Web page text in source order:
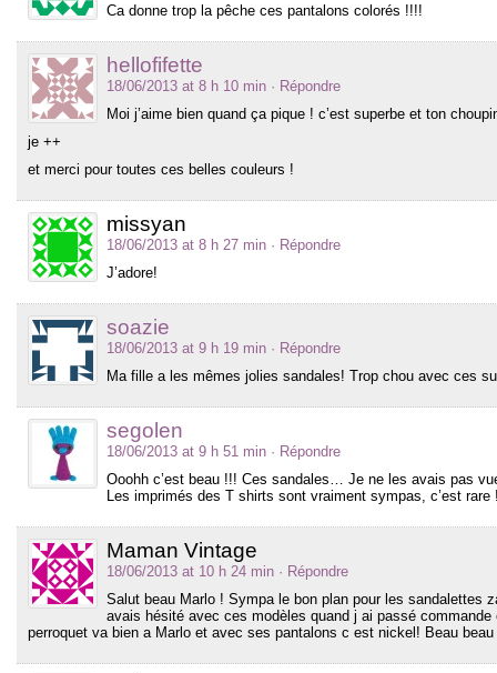
Ca donne trop la pêche ces pantalons colorés !!!!
hellofifette
18/06/2013 at 8 h 10 min · Répondre
Moi j’aime bien quand ça pique ! c’est superbe et ton
je ++
et merci pour toutes ces belles couleurs !
missyan
18/06/2013 at 8 h 27 min · Répondre
J’adore!
soazie
18/06/2013 at 9 h 19 min · Répondre
Ma fille a les mêmes jolies sandales! Trop chou avec ces
segolen
18/06/2013 at 9 h 51 min · Répondre
Ooohh c’est beau !!! Ces sandales… Je ne les avais pas
Les imprimés des T shirts sont vraiment sympas, c’est rare
Maman Vintage
18/06/2013 at 10 h 24 min · Répondre
Salut beau Marlo ! Sympa le bon plan pour les sandalettes
avais hésité avec ces modèles quand j ai passé
perroquet va bien a Marlo et avec ses pantalons c est nickel! Beau beau